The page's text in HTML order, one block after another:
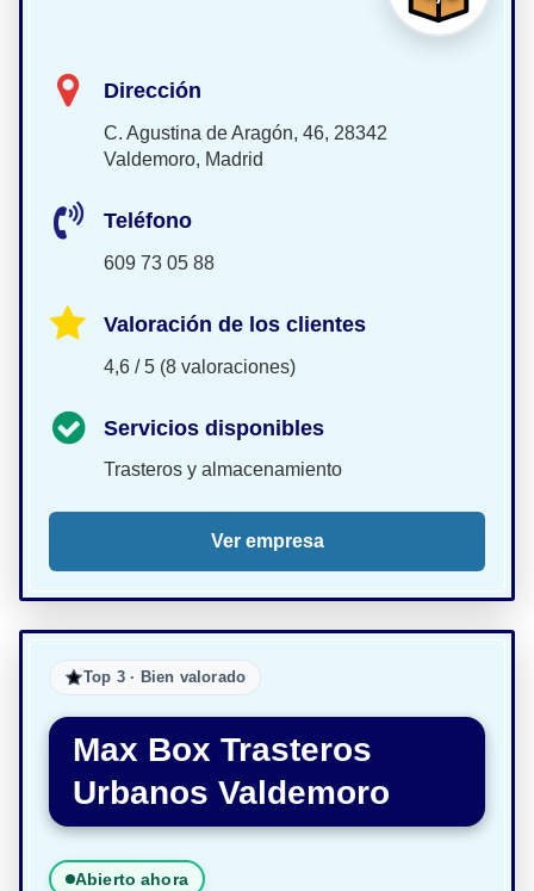
Dirección
C. Agustina de Aragón, 46, 28342
Valdemoro, Madrid
Teléfono
609 73 05 88
Valoración de los clientes
4,6 / 5 (8 valoraciones)
Servicios disponibles
Trasteros y almacenamiento
Ver empresa
Top 3 · Bien valorado
Max Box Trasteros
Urbanos Valdemoro
Abierto ahora